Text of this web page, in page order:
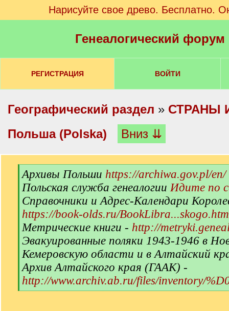
Нарисуйте свое древо. Бесплатно.
Генеалогический
РЕГИСТРАЦИЯ ВОЙТИ
Географический раздел » СТРАНЫ
Польша (Polska)
Вниз ⇊
q
]
Архивы Польши https://archiwa.gov.pl/en/
Польская служба генеалогииИдите по
Справочники и Адрес-Календари
https://book-olds.ru/
Метрические книги - http://
Эвакуированные поляки 1943-1946 в
Кемеровскую области и в Алтайский
Архив Алтайского края (ГААК) -
http://www.archiv.ab.ru/files/inventory/
[